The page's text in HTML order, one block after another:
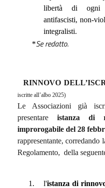
libertà di ogni
antifascisti, non-
integralisti.
*Se redatto.
RINNOVO
iscritte all’albo 2025)
Le Associazioni già
presentare istanza di
improrogabile del 28
rappresentante, corredando
Regolamento, della
1. l'istanza di